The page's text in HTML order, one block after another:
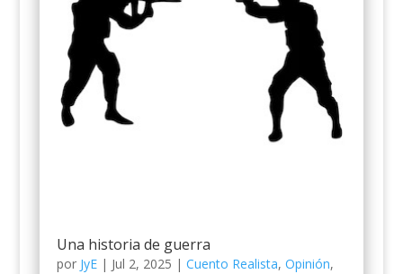
Una historia de guerra
por JyE| Jul 2, 2025 | Cuento Realista, Opinión,